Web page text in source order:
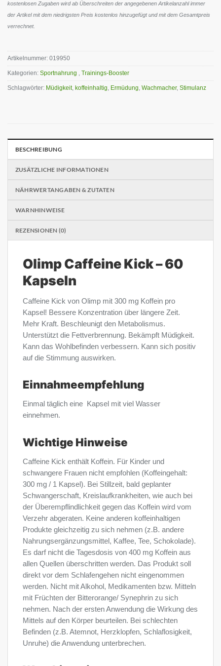
kostenlosen Zugaben wird ab Überschreiten der angegebenen Artikelanzahl immer
der Artikel mit dem niedrigsten Preis kostenlos hinzugefügt und mit dem Gesamtpreis
verrechnet.
Artikelnummer: 019950
Kategorien: Sportnahrung , Trainings-Booster
Schlagwörter: Müdigkeit, koffeinhaltig, Ermüdung, Wachmacher, Stimulanz
BESCHREIBUNG
ZUSÄTZLICHE INFORMATIONEN
NÄHRWERTANGABEN & ZUTATEN
WARNHINWEISE
REZENSIONEN (0)
Olimp Caffeine Kick – 60
Kapseln
Caffeine Kick von Olimp mit 300 mg Koffein pro
Kapsel! Bessere Konzentration über längere Zeit.
Mehr Kraft. Beschleunigt den Metabolismus.
Unterstützt die Fettverbrennung. Bekämpft Müdigkeit.
Kann das Wohlbefinden verbessern. Kann sich positiv
auf die Stimmung auswirken.
Einnahmeempfehlung
Einmal täglich eine Kapsel mit viel Wasser
einnehmen.
Wichtige Hinweise
Caffeine Kick enthält Koffein. Für Kinder und
schwangere Frauen nicht empfohlen (Koffeingehalt:
300 mg / 1 Kapsel). Bei Stillzeit, bald geplanter
Schwangerschaft, Kreislaufkrankheiten, wie auch bei
der Überempflindlichkeit gegen das Koffein wird vom
Verzehr abgeraten. Keine anderen koffeinhaltigen
Produkte gleichzeitig zu sich nehmen (z.B. andere
Nahrungsergänzungsmittel, Kaffee, Tee, Schokolade).
Es darf nicht die Tagesdosis von 400 mg Koffein aus
allen Quellen überschritten werden. Das Produkt soll
direkt vor dem Schlafengehen nicht eingenommen
werden. Nicht mit Alkohol, Medikamenten bzw. Mitteln
mit Früchten der Bitterorange/ Synephrin zu sich
nehmen. Nach der ersten Anwendung die Wirkung des
Mittels auf den Körper beurteilen. Bei schlechten
Befinden (z.B. Atemnot, Herzklopfen, Schlaflosigkeit,
Unruhe) die Anwendung unterbrechen.